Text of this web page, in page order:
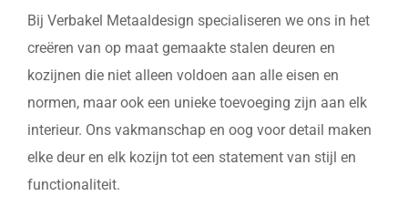
Bij Verbakel Metaaldesign specialiseren we ons in het
creëren van op maat gemaakte stalen deuren en
kozijnen die niet alleen voldoen aan alle eisen en
normen, maar ook een unieke toevoeging zijn aan elk
interieur. Ons vakmanschap en oog voor detail maken
elke deur en elk kozijn tot een statement van stijl en
functionaliteit.